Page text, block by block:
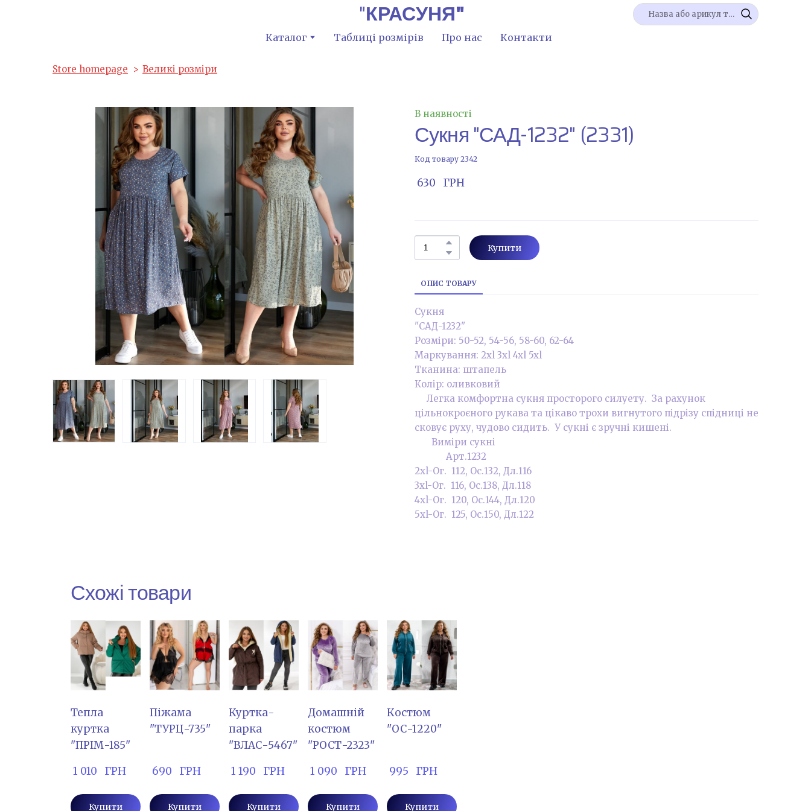
"КРАСУНЯ"
Каталог Таблиці розмірів Про нас Контакти
Store homepage Великі розміри
В наявності
Сукня "САД-1232" (2331)
Код товару 2342
630   ГРН
Купити
ОПИС ТОВАРУ
Сукня
"САД-1232"
Розміри: 50-52, 54-56, 58-60, 62-64
Маркування: 2xl 3xl 4xl 5xl
Тканина: штапель
Колір: оливковий
Легка комфортна сукня просторого силуету. За рахунок
цільнокроєного рукава та цікаво трохи вигнутого підрізу спідниці не
сковує руху, чудово сидить. У сукні є зручні кишені.
Виміри сукні
Арт.1232
2хl-Ог. 112, Ос.132, Дл.116
3хl-Ог. 116, Ос.138, Дл.118
4хl-Ог. 120, Ос.144, Дл.120
5хl-Ог. 125, Ос.150, Дл.122
Схожі товари
Тепла
куртка
"ПРІМ-185"
1 010   ГРН
Купити
Піжама
"ТУРЦ-735"
690   ГРН
Купити
Куртка-
парка
"ВЛАС-5467"
1 190   ГРН
Купити
Домашній
костюм
"РОСТ-2323"
1 090   ГРН
Купити
Костюм
"ОС-1220"
995   ГРН
Купити